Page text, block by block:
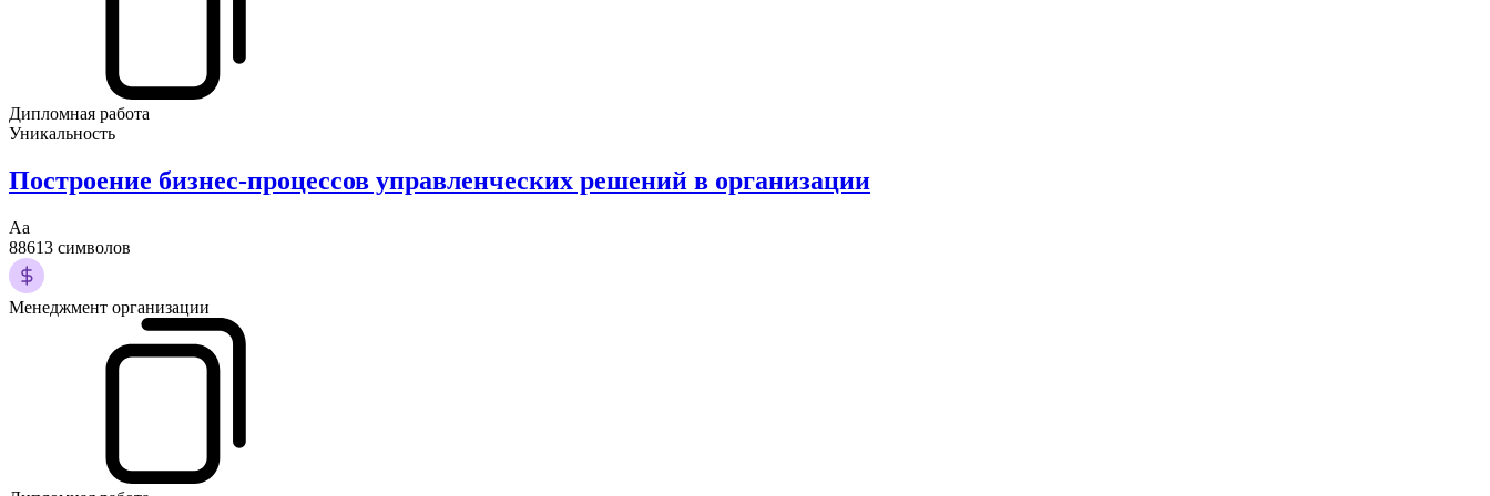
Дипломная работа
Уникальность
Построение бизнес-процессов управленческих решений в организации
Аа
88613 символов
Менеджмент организации